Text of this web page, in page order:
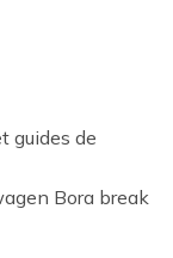
guides de
Bora break